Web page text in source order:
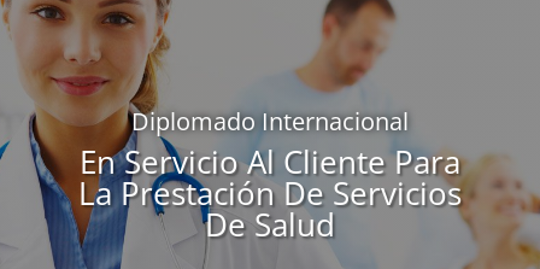
Diplomado Internacional
En Servicio Al Cliente Para
La Prestación De Servicios
De Salud